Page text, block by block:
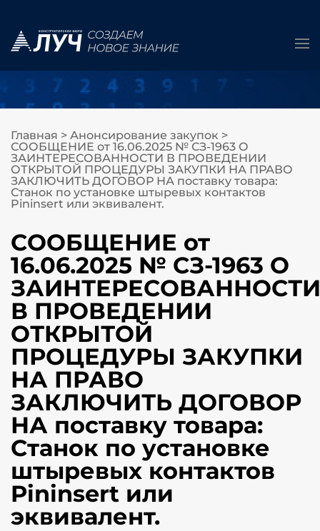
Главная > Анонсирование закупок >
СООБЩЕНИЕ от 16.06.2025 № СЗ-1963 О
ЗАИНТЕРЕСОВАННОСТИ В ПРОВЕДЕНИИ
ОТКРЫТОЙ ПРОЦЕДУРЫ ЗАКУПКИ НА ПРАВО
ЗАКЛЮЧИТЬ ДОГОВОР НА поставку товара:
Станок по установке штыревых контактов
Pininsert или эквивалент.
СООБЩЕНИЕ от
16.06.2025 № СЗ-1963 О
ЗАИНТЕРЕСОВАННОСТИ
В ПРОВЕДЕНИИ
ОТКРЫТОЙ
ПРОЦЕДУРЫ ЗАКУПКИ
НА ПРАВО
ЗАКЛЮЧИТЬ ДОГОВОР
НА поставку товара:
Станок по установке
штыревых контактов
Pininsert или
эквивалент.